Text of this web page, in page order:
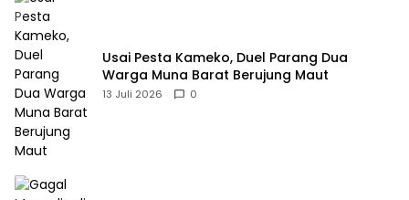
Usai Pesta Kameko, Duel Parang Dua
Warga Muna Barat Berujung Maut
13 Juli 2026 0